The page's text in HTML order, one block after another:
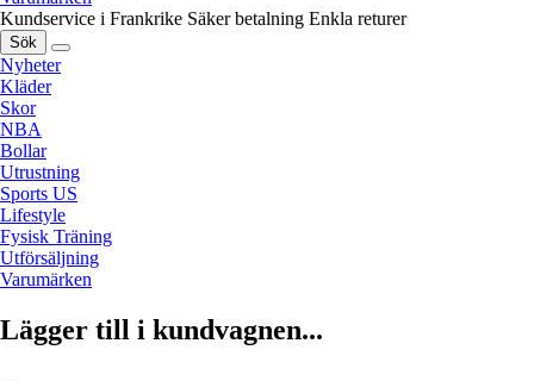
Kundservice i Frankrike Säker betalning Enkla returer
Sök
Nyheter
Kläder
Skor
NBA
Bollar
Utrustning
Sports US
Lifestyle
Fysisk Träning
Utförsäljning
Varumärken
Lägger till i kundvagnen...